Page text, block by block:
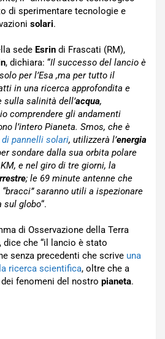
di sperimentare tecnologie e
solari.
sede Esrin di Frascati (RM),
, dichiara: “Il successo del lancio è
per l’Esa ,ma per tutto il
in una ricerca approfondita e
sulla salinità dell’acqua,
comprendere gli andamenti
l’intero Pianeta. Smos, che è
pannelli solari, utilizzerà l’energia
sondare dalla sua orbita polare
e nel giro di tre giorni, la
; le 69 minute antenne che
saranno utili a ispezionare
sul globo“.
di Osservazione della Terra
, dice che “il lancio è stato
senza precedenti che scrive una
ricerca scientifica, oltre che a
fenomeni del nostro pianeta.